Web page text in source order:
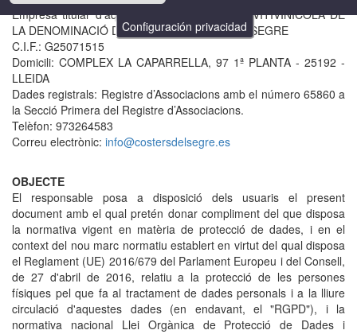
Configuración privacidad
Empresa titular d'aquesta web: ASSOCIACIÓ VITIVINÍCOLA DE
LA DENOMINACIÓ D'ORIGEN COSTERS DEL SEGRE
C.I.F.: G25071515
Domicili: COMPLEX LA CAPARRELLA, 97 1ª PLANTA - 25192 -
LLEIDA
Dades registrals: Registre d’Associacions amb el número 65860 a
la Secció Primera del Registre d’Associacions.
Telèfon: 973264583
Correu electrònic: info@costersdelsegre.es
OBJECTE
El responsable posa a disposició dels usuaris el present
document amb el qual pretén donar compliment del que disposa
la normativa vigent en matèria de protecció de dades, i en el
context del nou marc normatiu establert en virtut del qual disposa
el Reglament (UE) 2016/679 del Parlament Europeu i del Consell,
de 27 d'abril de 2016, relatiu a la protecció de les persones
físiques pel que fa al tractament de dades personals i a la lliure
circulació d'aquestes dades (en endavant, el "RGPD"), i la
normativa nacional Llei Orgànica de Protecció de Dades i